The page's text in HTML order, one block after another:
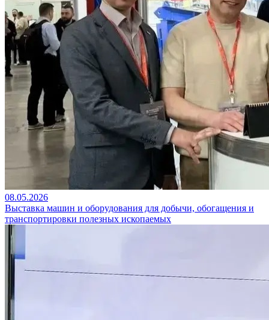
08.05.2026
Выставка машин и оборудования для добычи, обогащения и
транспортировки полезных ископаемых